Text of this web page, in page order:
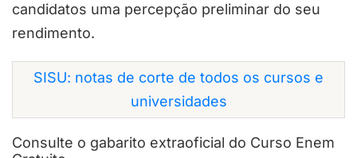
candidatos uma percepção preliminar do seu
rendimento.
SISU: notas de corte de todos os cursos e
universidades
Consulte o gabarito extraoficial do Curso Enem